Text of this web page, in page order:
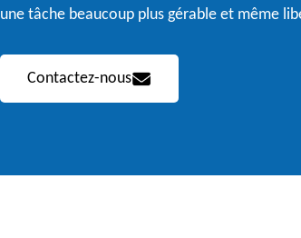
une tâche beaucoup plus gérable et même
Contactez-nous